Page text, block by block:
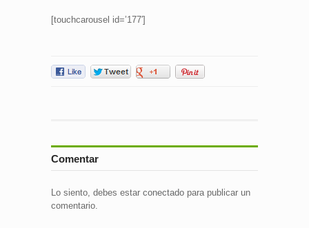
[touchcarousel id=’177′]
Comentar
Lo siento, debes estar conectado para publicar un
comentario.